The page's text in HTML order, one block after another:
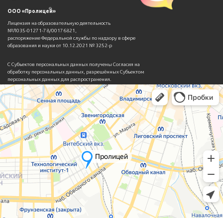
ООО «Пролицей»
©
Лицензия на образовательную деятельность
№Л035-01271-78/00176821,
распоряжение Федеральной службы по надзору в сфере
образования и науки от 10.12.2021 № 3252-р
С Субъектов персональных данных получены Согласия на
обработку персональных данных, разрешённых Субъектом
персональных данных для распространения.
Установлено ограничение на использование третьими лицами
личных фотографий и иных персональных данных.